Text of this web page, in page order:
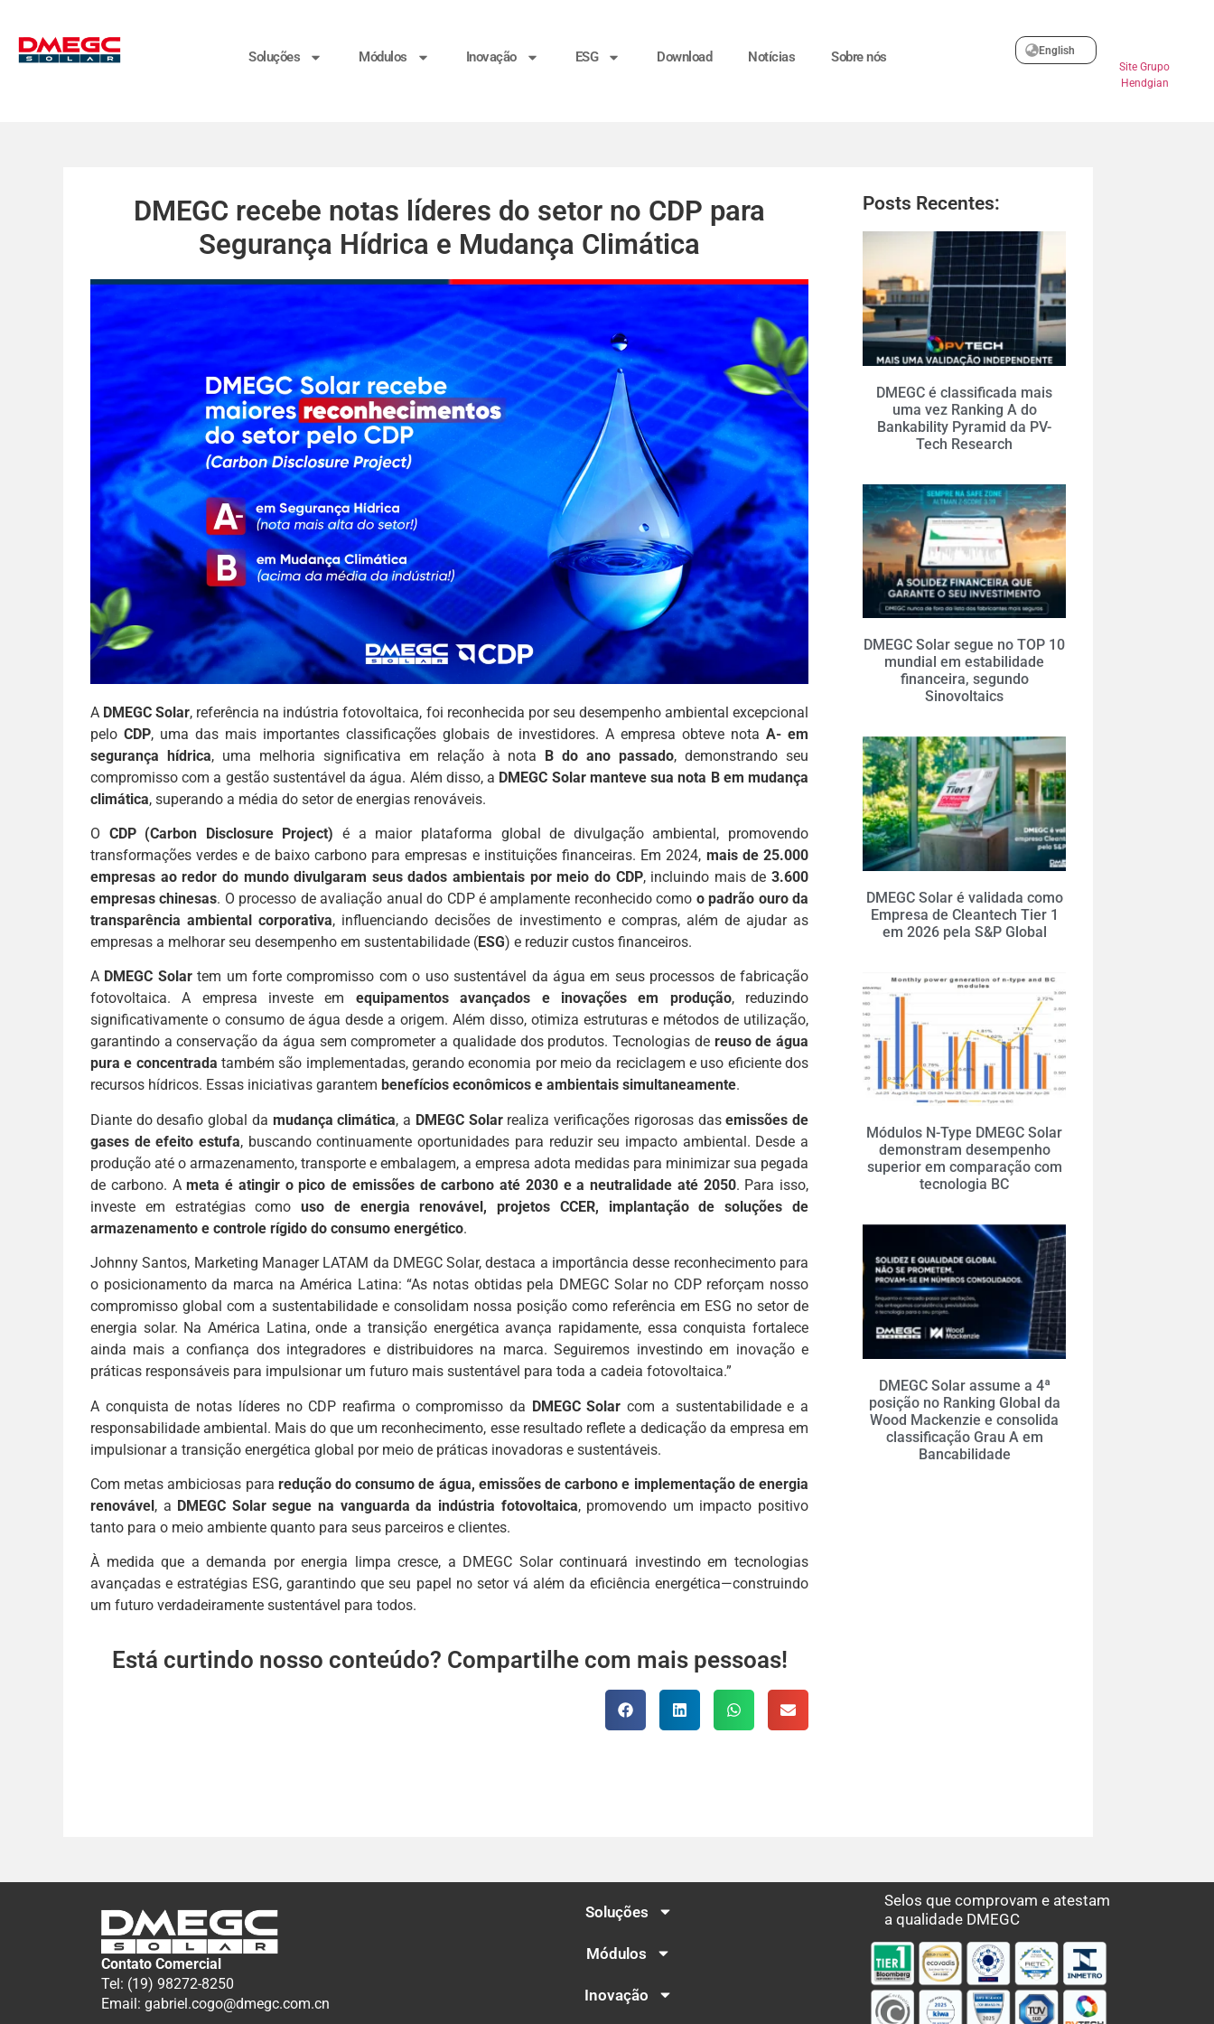
Soluções Módulos Inovação ESG Download Notícias Sobre nós
English
Site Grupo
Hendgian
DMEGC recebe notas líderes do setor no CDP para
Segurança Hídrica e Mudança Climática
A DMEGC Solar, referência na indústria fotovoltaica, foi reconhecida por seu desempenho ambiental excepcional
peloCDP, uma das mais importantes classificações globais de investidores. A empresa obteve nota A- em
segurança hídrica, uma melhoria significativa em relação à nota B do ano passado, demonstrando seu
compromisso com a gestão sustentável da água. Além disso, a DMEGC Solar manteve sua nota B em mudança
climática, superando a média do setor de energias renováveis.
O CDP (Carbon Disclosure Project) é a maior plataforma global de divulgação ambiental, promovendo
transformações verdes e de baixo carbono para empresas e instituições financeiras. Em 2024, mais de 25.000
empresas ao redor do mundo divulgaram seus dados ambientais por meio do CDP, incluindo mais de 3.600
empresas chinesas. O processo de avaliação anual do CDP é amplamente reconhecido como o padrão ouro da
transparência ambiental corporativa, influenciando decisões de investimento e compras, além de ajudar as
empresas a melhorar seu desempenho em sustentabilidade (ESG) e reduzir custos financeiros.
A DMEGC Solartem um forte compromisso com o uso sustentável da água em seus processos de fabricação
fotovoltaica. A empresa investe em equipamentos avançados e inovações em produção, reduzindo
significativamente o consumo de água desde a origem. Além disso, otimiza estruturas e métodos de utilização,
garantindo a conservação da água sem comprometer a qualidade dos produtos. Tecnologias de reuso de água
pura e concentrada também são implementadas, gerando economia por meio da reciclagem e uso eficiente dos
recursos hídricos. Essas iniciativas garantem benefícios econômicos e ambientais simultaneamente.
Diante do desafio global da mudança climática, a DMEGC Solarrealiza verificações rigorosas dasemissões de
gases de efeito estufa, buscando continuamente oportunidades para reduzir seu impacto ambiental. Desde a
produção até o armazenamento, transporte e embalagem, a empresa adota medidas para minimizar sua pegada
de carbono. Ameta é atingir o pico de emissões de carbono até 2030 e a neutralidade até 2050. Para isso,
investe em estratégias comouso de energia renovável, projetos CCER, implantação de soluções de
armazenamento e controle rígido do consumo energético.
Johnny Santos, Marketing Manager LATAM da DMEGC Solar, destaca a importância desse reconhecimento para
o posicionamento da marca na América Latina: “As notas obtidas pela DMEGC Solar no CDP reforçam nosso
compromisso global com a sustentabilidade e consolidam nossa posição como referência em ESG no setor de
energia solar. Na América Latina, onde a transição energética avança rapidamente, essa conquista fortalece
ainda mais a confiança dos integradores e distribuidores na marca. Seguiremos investindo em inovação e
práticas responsáveis para impulsionar um futuro mais sustentável para toda a cadeia fotovoltaica.”
A conquista de notas líderes no CDP reafirma o compromisso da DMEGC Solar com a sustentabilidade e a
responsabilidade ambiental. Mais do que um reconhecimento, esse resultado reflete a dedicação da empresa em
impulsionar a transição energética global por meio de práticas inovadoras e sustentáveis.
Com metas ambiciosas para redução do consumo de água, emissões de carbono e implementação de energia
renovável, a DMEGC Solar segue na vanguarda da indústria fotovoltaica, promovendo um impacto positivo
tanto para o meio ambiente quanto para seus parceiros e clientes.
À medida que a demanda por energia limpa cresce, a DMEGC Solar continuará investindo em tecnologias
avançadas e estratégias ESG, garantindo que seu papel no setor vá além da eficiência energética—construindo
um futuro verdadeiramente sustentável para todos.
Está curtindo nosso conteúdo? Compartilhe com mais pessoas!
Posts Recentes:
DMEGC é classificada mais
uma vez Ranking A do
Bankability Pyramid da PV-
Tech Research
DMEGC Solar segue no TOP 10
mundial em estabilidade
financeira, segundo
Sinovoltaics
DMEGC Solar é validada como
Empresa de Cleantech Tier 1
em 2026 pela S&P Global
Módulos N-Type DMEGC Solar
demonstram desempenho
superior em comparação com
tecnologia BC
DMEGC Solar assume a 4ª
posição no Ranking Global da
Wood Mackenzie e consolida
classificação Grau A em
Bancabilidade
Contato Comercial
Tel: (19) 98272-8250
Email: gabriel.cogo@dmegc.com.cn
Soluções
Módulos
Inovação
Selos que comprovam e atestam
a qualidade DMEGC